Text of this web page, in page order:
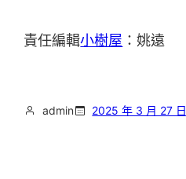
責任編輯小樹屋 ：姚遠
admin 2025 年 3 月 27 日